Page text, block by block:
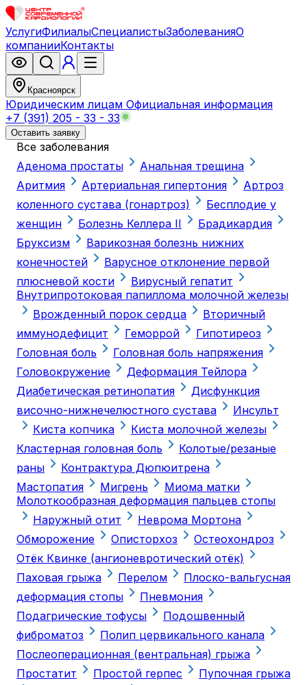
УслугиФилиалыСпециалистыЗаболеванияО
компанииКонтакты
Красноярск
Юридическим лицам Официальная информация
+7 (391) 205 - 33 - 33
Оставить заявку
Все заболевания
Аденома простаты
Анальная трещина
Аритмия
Артериальная гипертония
Артроз
коленного сустава (гонартроз)
Бесплодие у
женщин
Болезнь Келлера II
Брадикардия
Бруксизм
Варикозная болезнь нижних
конечностей
Варусное отклонение первой
плюсневой кости
Вирусный гепатит
Внутрипротоковая папиллома молочной железы
Врожденный порок сердца
Вторичный
иммунодефицит
Геморрой
Гипотиреоз
Головная боль
Головная боль напряжения
Головокружение
Деформация Тейлора
Диабетическая ретинопатия
Дисфункция
височно-нижнечелюстного сустава
Инсульт
Киста копчика
Киста молочной железы
Кластерная головная боль
Колотые/резаные
раны
Контрактура Дюпюитрена
Мастопатия
Мигрень
Миома матки
Молоткообразная деформация пальцев стопы
Наружный отит
Неврома Мортона
Обморожение
Описторхоз
Остеохондроз
Отёк Квинке (ангионевротический отёк)
Паховая грыжа
Перелом
Плоско-вальгусная
деформация стопы
Пневмония
Подагрические тофусы
Подошвенный
фиброматоз
Полип цервикального канала
Послеоперационная (вентральная) грыжа
Простатит
Простой герпес
Пупочная грыжа